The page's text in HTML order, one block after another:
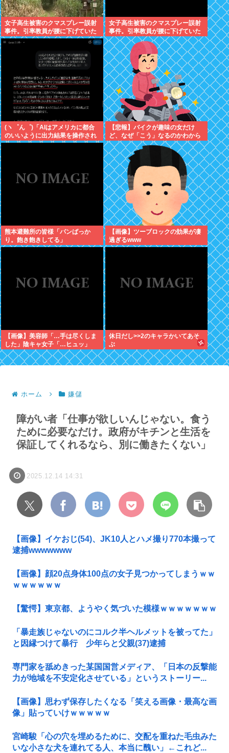
女子高生被害のクマスプレー誤射
事件。引率教員が腰に下げていた
スプレーが木枝に引っ掛かり噴射
女子高生被害のクマスプレー誤射
事件。引率教員が腰に下げていた
スプレーが木枝に引っ掛かり噴射
された事が判明
(ヽ゜ん゜)「AIはアメリカに都合
のいいように出力結果を操作され
ている！」
【悲報】バイクが趣味の女だけ
ど、なぜ「こう」なるのかわから
ないwww
熊本避難所の皆様「パンばっか
り。飽き飽きしてる」
【画像】ツーブロックの効果が凄
過ぎるwww
【画像】美容師「…手は尽くしま
した」陰キャ女子「…ヒュッ」
休日だし>>2のキャラかいてあそ
ぶ
ホーム 嫌儲
障がい者「仕事が欲しいんじゃない。食う
ために必要なだけ。政府がキチンと生活を
保証してくれるなら、別に働きたくない」
2025.12.14 14:31
【画像】イケおじ(54)、JK10人とハメ撮り770本撮って
逮捕wwwwwww
【画像】顔20点身体100点の女子見つかってしまうｗｗ
ｗｗｗｗｗｗ
【驚愕】東京都、ようやく気づいた模様ｗｗｗｗｗｗｗ
「暴走族じゃないのにコルク半ヘルメットを被ってた」
と因縁つけて暴行 少年らと父親(37)逮捕
専門家を舐めきった某国国営メディア、「日本の反撃能
力が地域を不安定化させている」というストーリー...
【画像】思わず保存したくなる「笑える画像・最高な画
像」貼っていけｗｗｗｗｗ
宮崎駿「心の穴を埋めるために、交配を重ねた毛虫みた
いな小さな犬を連れてる人、本当に醜い」←これど...